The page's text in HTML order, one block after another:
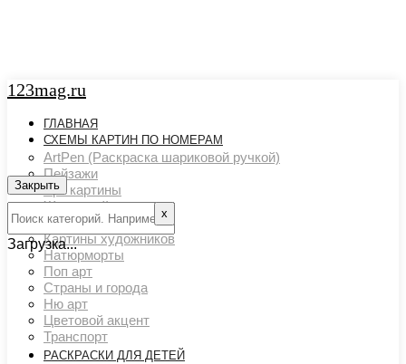
123mag.ru
ГЛАВНАЯ
СХЕМЫ КАРТИН ПО НОМЕРАМ
ArtPen (Раскраска шариковой ручкой)
Пейзажи
Арт картины
Животный мир
Люди
Картины художников
Натюрморты
Поп арт
Страны и города
Ню арт
Цветовой акцент
Транспорт
РАСКРАСКИ ДЛЯ ДЕТЕЙ
Закрыть
х
Загрузка...